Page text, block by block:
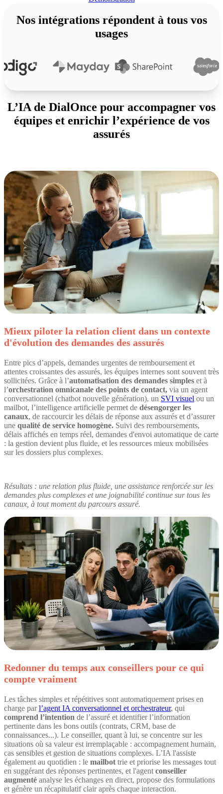
Nos intégrations répondent à tous vos
usages
L’IA de DialOnce pour accompagner vos
équipes et enrichir l’expérience de vos
assurés
Mieux piloter la relation client dans un contexte
d'évolution des demandes des assurés
Entre pics d’appels, demandes urgentes de remboursement et
attentes croissantes des assurés, les équipes internes sont souvent très
sollicitées. Grâce à l’automatisation des demandes simples et à
l’orchestration omnicanale des points de contact, via un agent
conversationnel (chatbot nouvelle génération), un SVI visuel ou un
mailbot, l’intelligence artificielle permet de désengorger les
canaux, de raccourcir les délais de réponse aux assurés et d’assurer
une qualité de service homogène. Suivi des remboursements,
délais affichés en temps réel, demandes d'envoi automatique de carte
: la gestion devient plus fluide, et les ressources mieux mobilisées
sur les dossiers plus complexes.
Résultats : une relation plus fluide, une assistance renforcée sur les
demandes plus complexes et une joignabilité continue sur tous les
canaux, à tout moment du parcours assuré.
Redonner du temps aux conseillers pour ce qui
compte vraiment
Les tâches simples et répétitives sont automatiquement prises en
charge par l’agent IA conversationnel et orchestrateur, qui
comprend l’intention de l’assuré et identifier l’information
pertinente dans les bons outils (contrats, CRM, base de
connaissances...). Le conseiller, quant à lui, se concentre sur les
situations où sa valeur est irremplaçable : accompagnement humain,
cas sensibles et gestion de situations complexes. L’IA l'assiste
également au quotidien : le mailbot trie et priorise les messages tout
en suggérant des réponses pertinentes, et l'agent conseiller
augmenté analyse les échanges en direct, propose des formulations
et génère un récapitulatif clair après chaque interaction.